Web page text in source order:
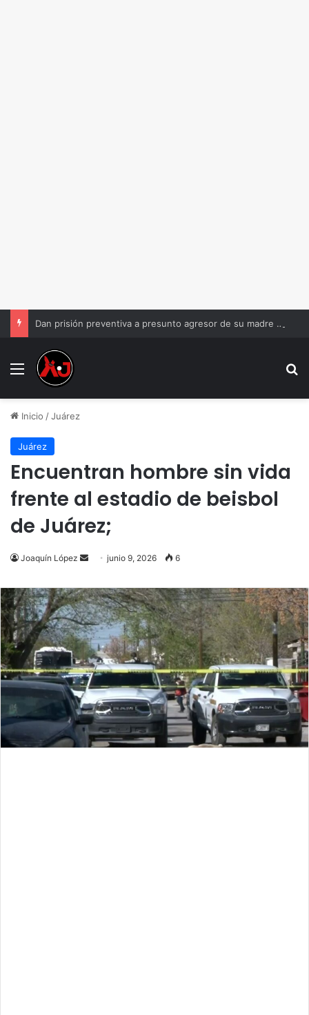
Dan prisión preventiva a presunto agresor de su madre en Parajes del Sol
Menu
Inicio /Juárez
Juárez
Encuentran hombre sin vida
frente al estadio de beisbol
de Juárez;
Joaquín López
Send
email
junio 9, 2026 6